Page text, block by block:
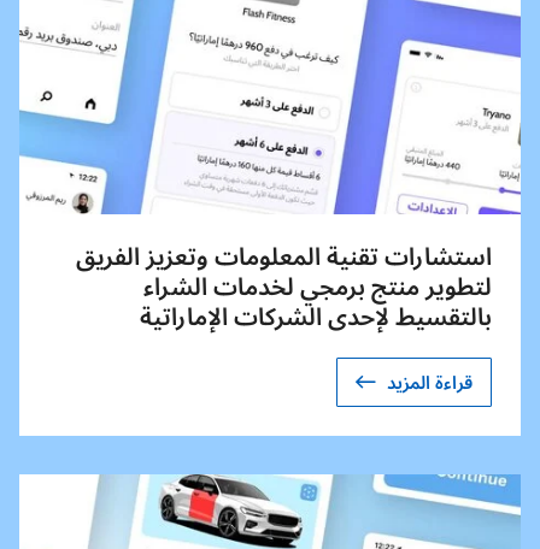
استشارات تقنية المعلومات وتعزيز الفريق
لتطوير منتج برمجي لخدمات الشراء
بالتقسيط لإحدى الشركات الإماراتية
قراءة المزيد